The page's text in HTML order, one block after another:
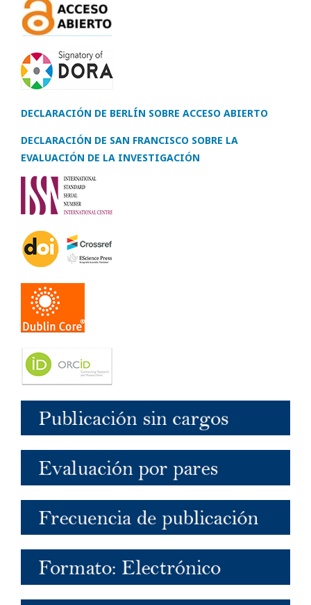
DECLARACIÓN DE BERLÍN SOBRE ACCESO ABIERTO
DECLARACIÓN DE SAN FRANCISCO SOBRE LA
EVALUACIÓN DE LA INVESTIGACIÓN